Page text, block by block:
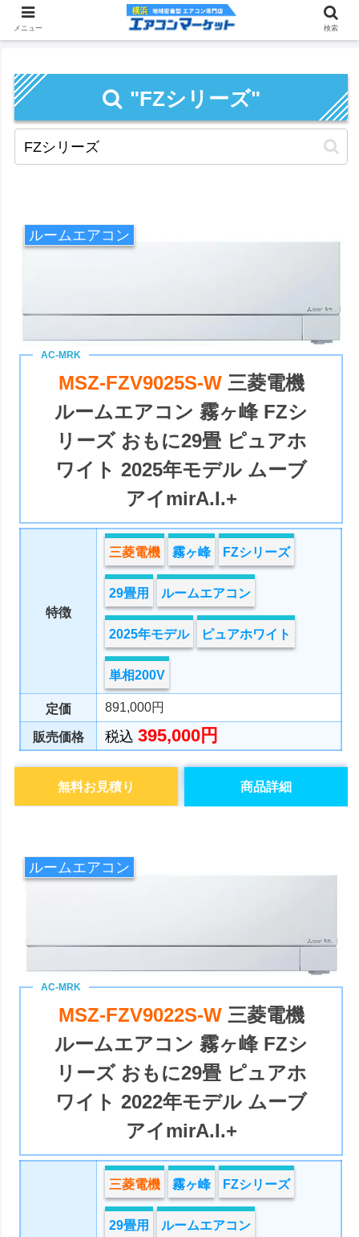
"FZシリーズ"
ルームエアコン
MSZ-FZV9025S-W 三菱電機
ルームエアコン 霧ヶ峰 FZシ
リーズ おもに29畳 ピュアホ
ワイト 2025年モデル ムーブ
アイmirA.I.+
特徴
三菱電機 霧ヶ峰 FZシリーズ
29畳用 ルームエアコン
2025年モデル ピュアホワイト
単相200V
定価 891,000円
販売価格 税込395,000円
商品詳細
無料お見積り
ルームエアコン
MSZ-FZV9022S-W 三菱電機
ルームエアコン 霧ヶ峰 FZシ
リーズ おもに29畳 ピュアホ
ワイト 2022年モデル ムーブ
アイmirA.I.+
三菱電機 霧ヶ峰 FZシリーズ
29畳用 ルームエアコン
メニュー 検索